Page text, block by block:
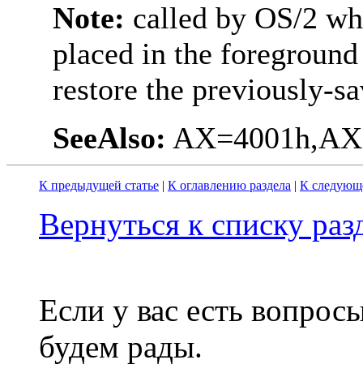
Note: called by OS/2
placed in the
restore the previously-
SeeAlso:
К предыдущей статье | К оглавлению раздела | К
Вернуться к списку
Если у вас есть
будем рады.